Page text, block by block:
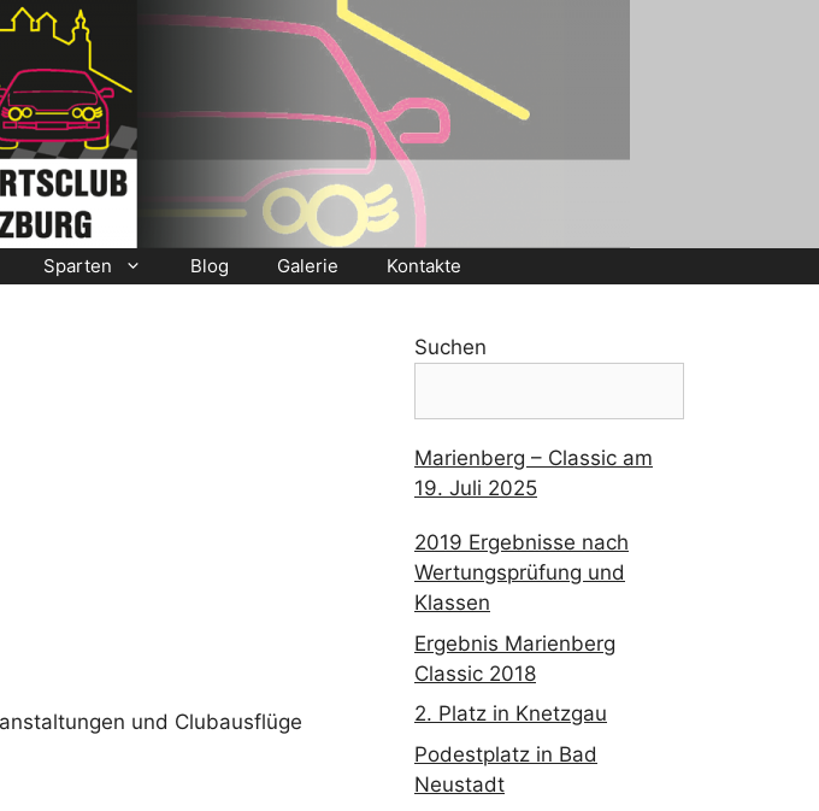
Sparten Blog Galerie Kontakte
und Clubausflüge
Suchen
Marienberg – Classic am
19. Juli 2025
2019 Ergebnisse nach
Wertungsprüfung und
Klassen
Ergebnis Marienberg
Classic 2018
2. Platz in Knetzgau
Podestplatz in Bad
Neustadt